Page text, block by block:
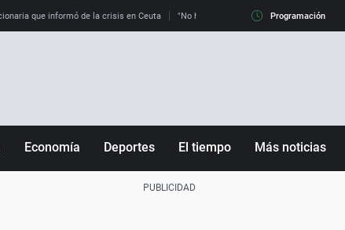
que informó de la crisis en Ceuta "No hay mafias, que no nos engañen":
Programación
Economía Deportes El tiempo Más noticias